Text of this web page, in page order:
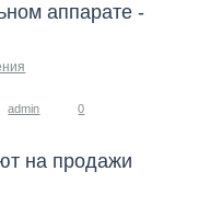
аппарате -
admin 0
на продажи